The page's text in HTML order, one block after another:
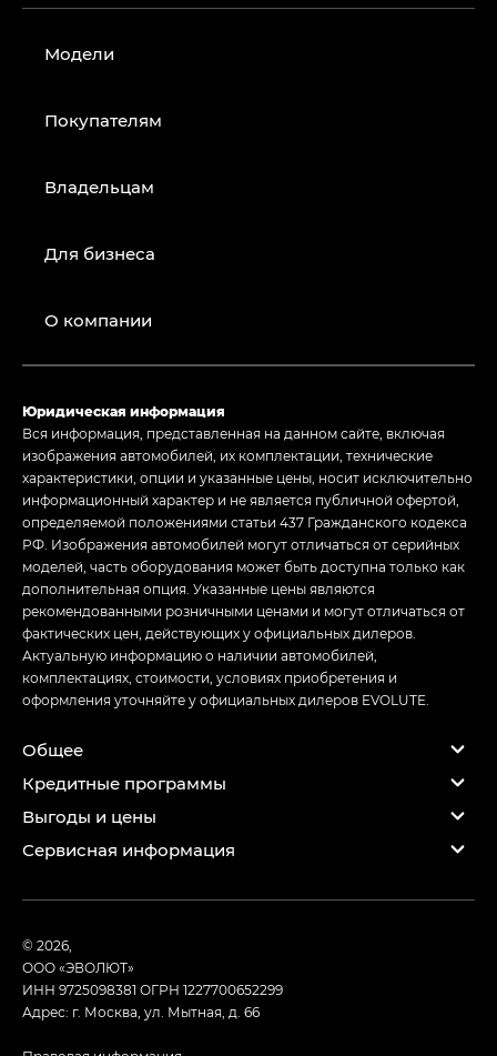
Модели
Покупателям
Владельцам
Для бизнеса
О компании
Юридическая информация
Вся информация, представленная на данном сайте, включая
изображения автомобилей, их комплектации, технические
характеристики, опции и указанные цены, носит исключительно
информационный характер и не является публичной офертой,
определяемой положениями статьи 437 Гражданского кодекса
РФ. Изображения автомобилей могут отличаться от серийных
моделей, часть оборудования может быть доступна только как
дополнительная опция. Указанные цены являются
рекомендованными розничными ценами и могут отличаться от
фактических цен, действующих у официальных дилеров.
Актуальную информацию о наличии автомобилей,
комплектациях, стоимости, условиях приобретения и
оформления уточняйте у официальных дилеров EVOLUTE.
Общее
Кредитные программы
Выгоды и цены
Сервисная информация
© 2026,
ООО «ЭВОЛЮТ»
ИНН 9725098381 ОГРН 1227700652299
Адрес: г. Москва, ул. Мытная, д. 66